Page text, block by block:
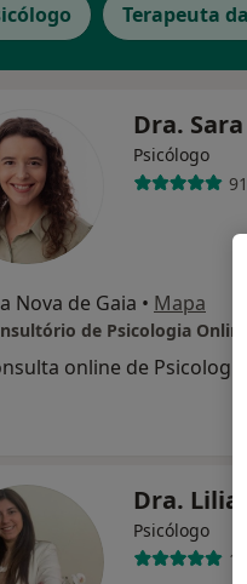
Terapeuta
Dra.
Psicólogo
Nova de Gaia • Mapa
de Psicologia Online
online de Psicologia
Dra.
Psicólogo